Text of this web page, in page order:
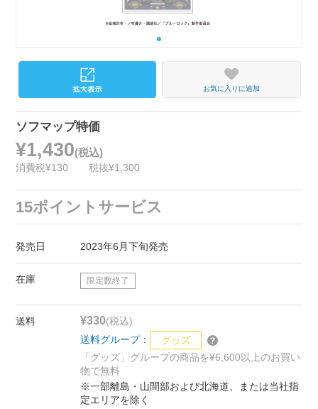
お気に入りに追加
ソフマップ特価
¥1,430(税込)
消費税¥130 税抜¥1,300
15ポイントサービス
発売日 2023年6月下旬発売
在庫 限定数終了
送料 ¥330(税込)
送料グループ：
グッズ
「グッズ」グループの商品を¥6,600以上のお買い
物で無料
※一部離島・山間部および北海道、または当社指
定エリアを除く